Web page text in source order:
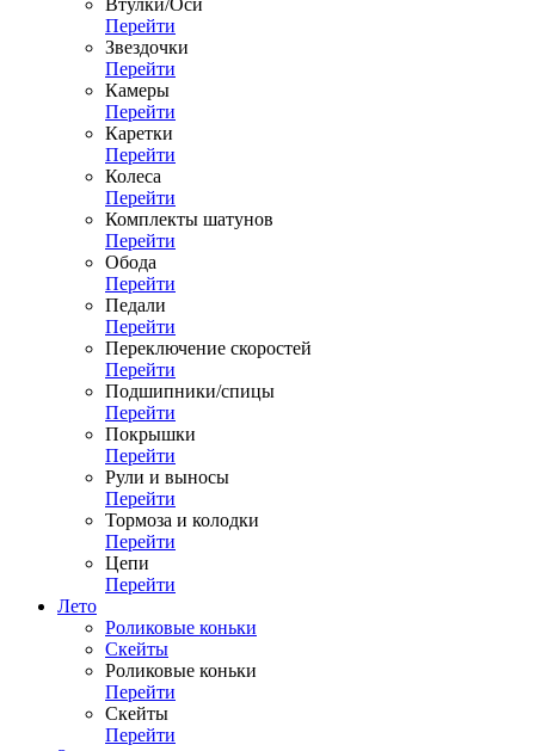
Втулки/Оси
Перейти
Звездочки
Перейти
Камеры
Перейти
Каретки
Перейти
Колеса
Перейти
Комплекты шатунов
Перейти
Обода
Перейти
Педали
Перейти
Переключение скоростей
Перейти
Подшипники/спицы
Перейти
Покрышки
Перейти
Рули и выносы
Перейти
Тормоза и колодки
Перейти
Цепи
Перейти
Лето
Роликовые коньки
Скейты
Роликовые коньки
Перейти
Скейты
Перейти